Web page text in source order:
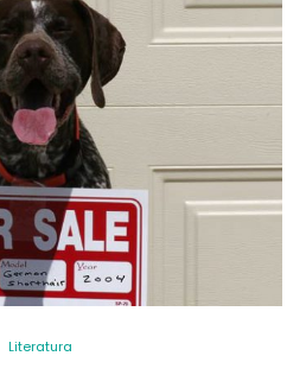
Literatura